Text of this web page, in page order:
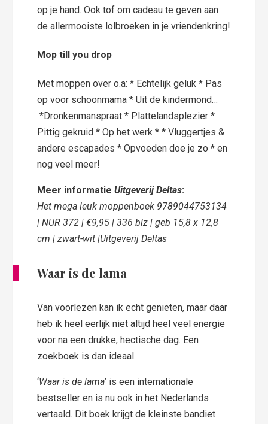
op je hand. Ook tof om cadeau te geven aan
de allermooiste lolbroeken in je vriendenkring!
Mop till you drop
Met moppen over o.a: * Echtelijk geluk * Pas
op voor schoonmama * Uit de kindermond…
*Dronkenmanspraat * Plattelandsplezier *
Pittig gekruid * Op het werk * * Vluggertjes &
andere escapades * Opvoeden doe je zo * en
nog veel meer!
Meer informatieUitgeverij Deltas:
Het mega leuk moppenboek 9789044753134
| NUR 372 | €9,95 | 336 blz | geb 15,8 x 12,8
cm | zwart-wit |Uitgeverij Deltas
Waar is de lama
Van voorlezen kan ik echt genieten, maar daar
heb ik heel eerlijk niet altijd heel veel energie
voor na een drukke, hectische dag. Een
zoekboek is dan ideaal.
‘Waar is de lama’ is een internationale
bestseller en is nu ook in het Nederlands
vertaald. Dit boek krijgt de kleinste bandiet